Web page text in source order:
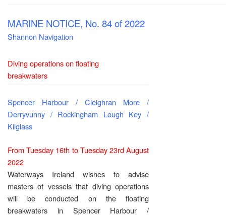
MARINE NOTICE, No. 84 of 2022
Shannon Navigation
Diving operations on floating
breakwaters
Spencer Harbour / Cleighran More /
Derryvunny / Rockingham Lough Key /
Kilglass
From Tuesday 16th to Tuesday 23rd August
2022
Waterways Ireland wishes to advise
masters of vessels that diving operations
will be conducted on the floating
breakwaters in Spencer Harbour /